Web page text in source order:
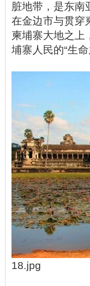
脏地带，是东南
在金边市与贯穿
柬埔寨大地之上
埔寨人民的“生命
18.jpg